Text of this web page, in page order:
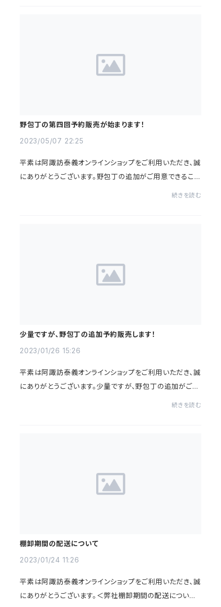
野包丁の第四回予約販売が始まります！
2023/05/07 22:25
平素は阿諏訪泰義オンラインショップをご利用いただき、誠
にありがとうございます。野包丁の追加がご用意できること
続きを読む
少量ですが、野包丁の追加予約販売します！
2023/01/26 15:26
平素は阿諏訪泰義オンラインショップをご利用いただき、誠
にありがとうございます。少量ですが、野包丁の追加がご用
続きを読む
棚卸期間の配送について
2023/01/24 11:26
平素は阿諏訪泰義オンラインショップをご利用いただき、誠
にありがとうございます。＜弊社棚卸期間の配送について